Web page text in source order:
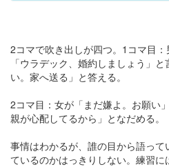
2コマで吹き出しが四つ。1コマ目
「ウラデック、婚約しましょう」
い。家へ送る」と答える。
2コマ目：女が「まだ嫌よ。お願い
親が心配してるから」となだめる。
事情はわかるが、誰の目から語っ
ているのかはっきりしない。練習に